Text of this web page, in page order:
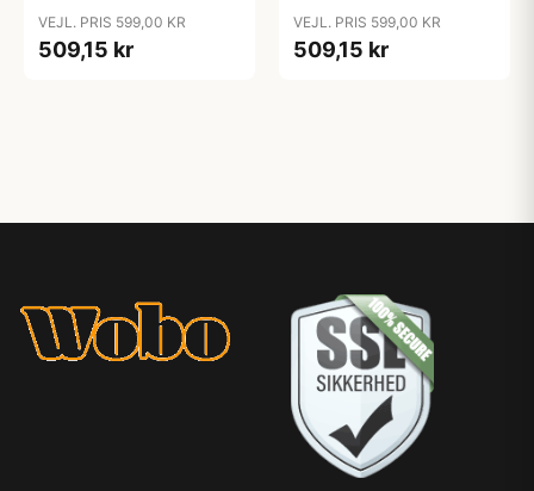
VEJL. PRIS 599,00 KR
509,15 kr
VEJL. PRIS 599,00 KR
509,15 kr